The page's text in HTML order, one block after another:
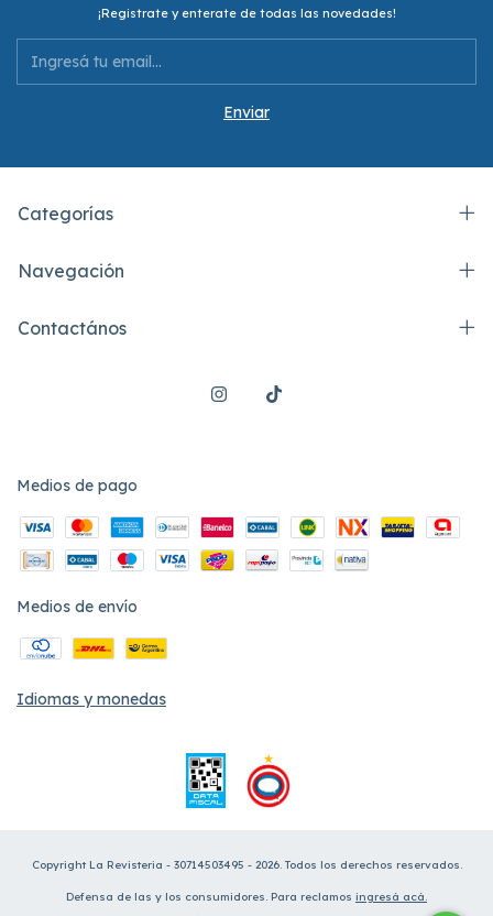
¡Registrate y enterate de todas las novedades!
Categorías
Navegación
Contactános
Medios de pago
Medios de envío
Idiomas y monedas
Copyright La Revisteria - 30714503495 - 2026. Todos los derechos reservados.
Defensa de las y los consumidores. Para reclamos ingresá acá.